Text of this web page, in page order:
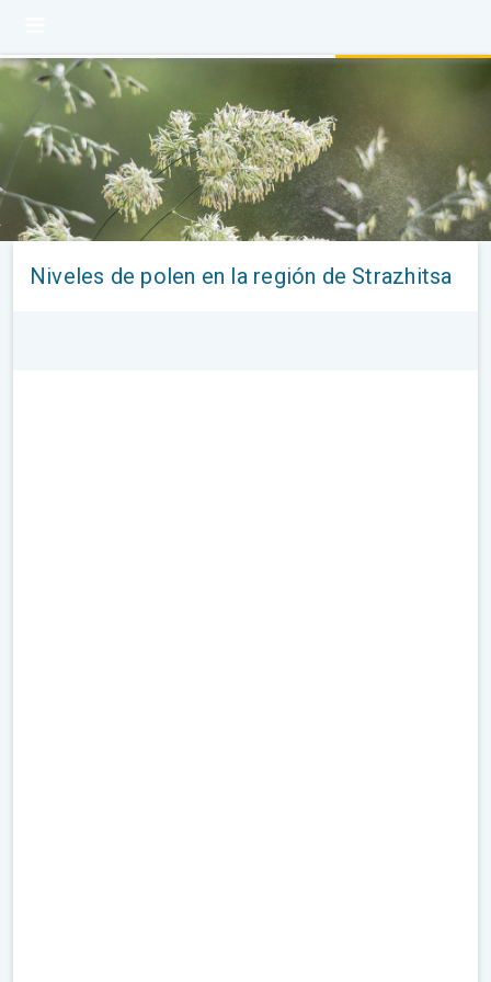
Niveles de polen en la región de Strazhitsa